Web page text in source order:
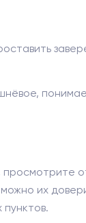
их